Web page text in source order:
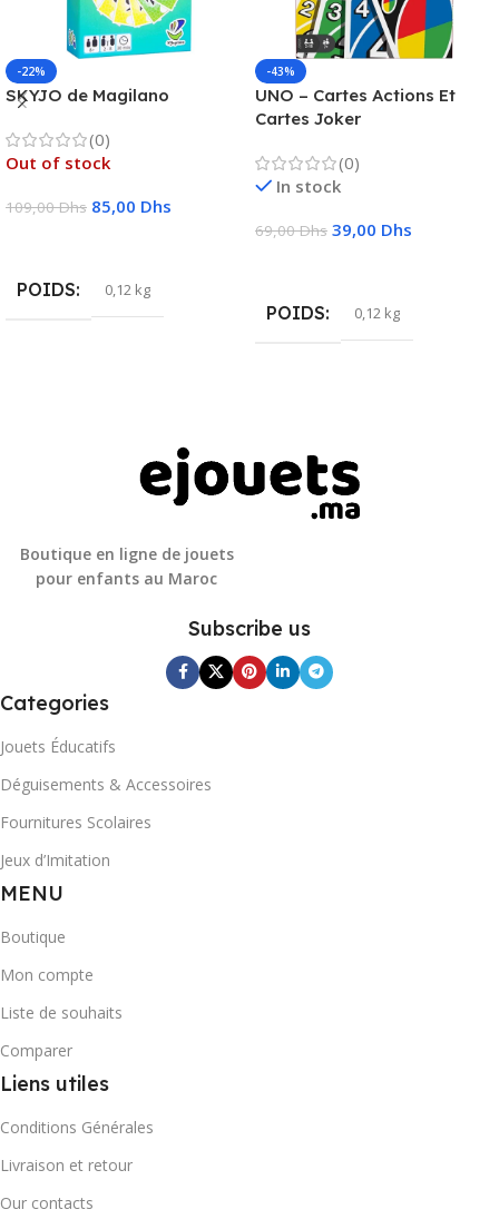
-22%
SKYJO de Magilano
(0)
Out of stock
109,00Dhs 85,00 Dhs
POIDS 0,12 kg
-43%
UNO – Cartes Actions Et
Cartes Joker
(0)
In stock
69,00Dhs 39,00 Dhs
POIDS 0,12 kg
Boutique en ligne de jouets
pour enfants au Maroc
Subscribe us
Categories
Jouets Éducatifs
Déguisements & Accessoires
Fournitures Scolaires
Jeux d’Imitation
MENU
Boutique
Mon compte
Liste de souhaits
Comparer
Liens utiles
Conditions Générales
Livraison et retour
Our contacts